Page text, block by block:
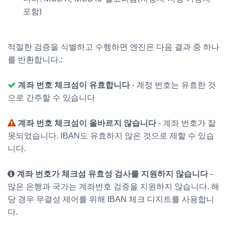
포함)
적절한 검증을 식별하고 수행하면 엔진은 다음 결과 중 하나
를 반환합니다.:
계좌 번호 체크섬이 유효합니다- 계정 번호는 유효한 것
으로 간주할 수 있습니다
계좌 번호 체크섬이 올바르지 않습니다- 계좌 번호가 잘
못되었습니다. IBAN도 유효하지 않은 것으로 제할 수 있습
니다.
계좌 번호가 체크섬 유효성 검사를 지원하지 않습니다-
많은 은행과 국가는 계좌번호 검증을 지원하지 않습니다. 해
당 경우 무결성 제어를 위해 IBAN 체크 디지트를 사용합니
다.